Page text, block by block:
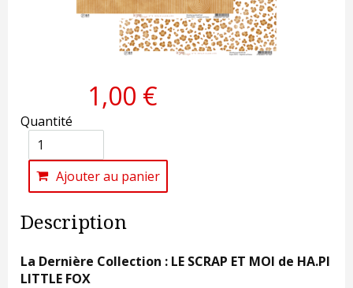
1,00 €
Quantité
Ajouter au panier
Description
La Dernière Collection : LE SCRAP ET MOI de HA.PI
LITTLE FOX